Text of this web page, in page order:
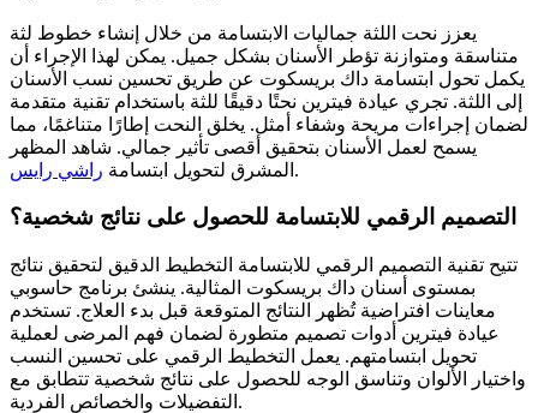
يعزز نحت اللثة جماليات الابتسامة من خلال إنشاء خطوط لثة
متناسقة ومتوازنة تؤطر الأسنان بشكل جميل. يمكن لهذا الإجراء أن
يكمل تحول ابتسامة داك بريسكوت عن طريق تحسين نسب الأسنان
إلى اللثة. تجري عيادة فيترين نحتًا دقيقًا للثة باستخدام تقنية متقدمة
لضمان إجراءات مريحة وشفاء أمثل. يخلق النحت إطارًا متناغمًا، مما
يسمح لعمل الأسنان بتحقيق أقصى تأثير جمالي. شاهد المظهر
المشرق لتحويل ابتسامة راشي رايس .
التصميم الرقمي للابتسامة للحصول على نتائج شخصية؟
تتيح تقنية التصميم الرقمي للابتسامة التخطيط الدقيق لتحقيق نتائج
بمستوى أسنان داك بريسكوت المثالية. ينشئ برنامج حاسوبي
معاينات افتراضية تُظهر النتائج المتوقعة قبل بدء العلاج. تستخدم
عيادة فيترين أدوات تصميم متطورة لضمان فهم المرضى لعملية
تحويل ابتسامتهم. يعمل التخطيط الرقمي على تحسين النسب
واختيار الألوان وتناسق الوجه للحصول على نتائج شخصية تتطابق مع
التفضيلات والخصائص الفردية.